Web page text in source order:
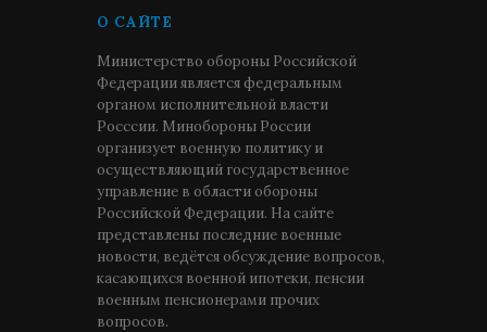
О САЙТЕ
Министерство обороны Российской
Федерации является федеральным
органом исполнительной власти
Росссии. Минобороны России
организует военную политику и
осуществляющий государственное
управление в области обороны
Российской Федерации. На сайте
представлены последние военные
новости, ведётся обсуждение вопросов,
касающихся военной ипотеки, пенсии
военным пенсионерами прочих
вопросов.